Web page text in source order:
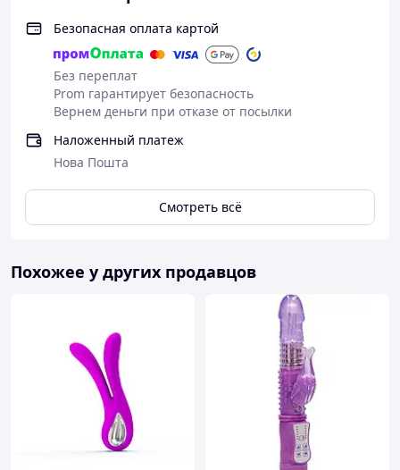
КОД товара – 220-081
Безопасная оплата картой
Без переплат
Prom гарантирует безопасность
Вернем деньги при отказе от посылки
Наложенный платеж
Нова Пошта
Смотреть всё
Похожее у других продавцов